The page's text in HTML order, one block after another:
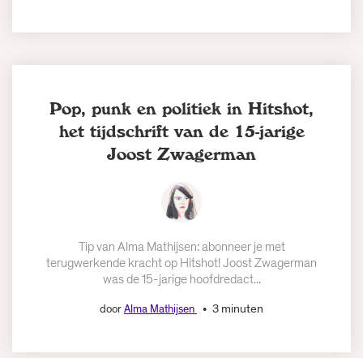
Pop, punk en politiek in Hitshot,
het tijdschrift van de 15-jarige
Joost Zwagerman
Tip van Alma Mathijsen: abonneer je met
terugwerkende kracht op Hitshot! Joost Zwagerman
was de 15-jarige hoofdredact...
doorAlma Mathijsen 3 minuten